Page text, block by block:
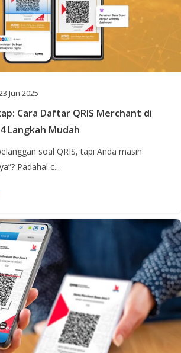
Jun 2025
Cara Daftar QRIS Merchant di
Langkah Mudah
soal QRIS, tapi Anda masih
Padahal c...